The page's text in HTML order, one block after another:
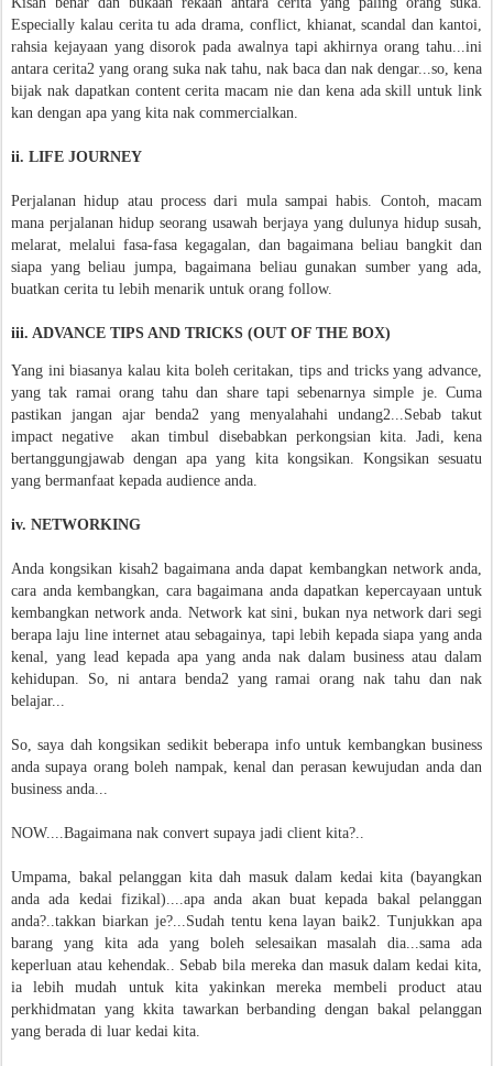
Especially kalau cerita tu ada drama, conflict, khianat, scandal dan kantoi,
rahsia kejayaan yang disorok pada awalnya tapi akhirnya orang tahu...ini
antara cerita2 yang orang suka nak tahu, nak baca dan nak dengar...so, kena
bijak nak dapatkan content cerita macam nie dan kena ada skill untuk link
kan dengan apa yang kita nak commercialkan.
ii. LIFE JOURNEY
Perjalanan hidup atau process dari mula sampai habis. Contoh, macam
mana perjalanan hidup seorang usawah berjaya yang dulunya hidup susah,
melarat, melalui fasa-fasa kegagalan, dan bagaimana beliau bangkit dan
siapa yang beliau jumpa, bagaimana beliau gunakan sumber yang ada,
buatkan cerita tu lebih menarik untuk orang follow.
iii. ADVANCE TIPS AND TRICKS (OUT OF THE BOX)
Yang ini biasanya kalau kita boleh ceritakan, tips and tricks yang advance,
yang tak ramai orang tahu dan share tapi sebenarnya simple je. Cuma
pastikan jangan ajar benda2 yang menyalahahi undang2...Sebab takut
impact negative akan timbul disebabkan perkongsian kita. Jadi, kena
bertanggungjawab dengan apa yang kita kongsikan. Kongsikan sesuatu
yang bermanfaat kepada audience anda.
iv. NETWORKING
Anda kongsikan kisah2 bagaimana anda dapat kembangkan network anda,
cara anda kembangkan, cara bagaimana anda dapatkan kepercayaan untuk
kembangkan network anda. Network kat sini, bukan nya network dari segi
berapa laju line internet atau sebagainya, tapi lebih kepada siapa yang anda
kenal, yang lead kepada apa yang anda nak dalam business atau dalam
kehidupan. So, ni antara benda2 yang ramai orang nak tahu dan nak
belajar...
So, saya dah kongsikan sedikit beberapa info untuk kembangkan business
anda supaya orang boleh nampak, kenal dan perasan kewujudan anda dan
business anda...
NOW....Bagaimana nak convert supaya jadi client kita?..
Umpama, bakal pelanggan kita dah masuk dalam kedai kita (bayangkan
anda ada kedai fizikal)....apa anda akan buat kepada bakal pelanggan
anda?..takkan biarkan je?...Sudah tentu kena layan baik2. Tunjukkan apa
barang yang kita ada yang boleh selesaikan masalah dia...sama ada
keperluan atau kehendak.. Sebab bila mereka dan masuk dalam kedai kita,
ia lebih mudah untuk kita yakinkan mereka membeli product atau
perkhidmatan yang kkita tawarkan berbanding dengan bakal pelanggan
yang berada di luar kedai kita.